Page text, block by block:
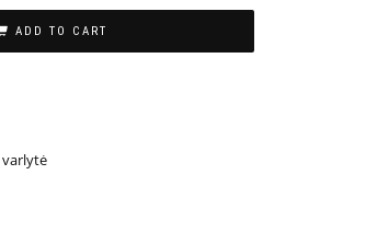
ADD TO CART
varlytė